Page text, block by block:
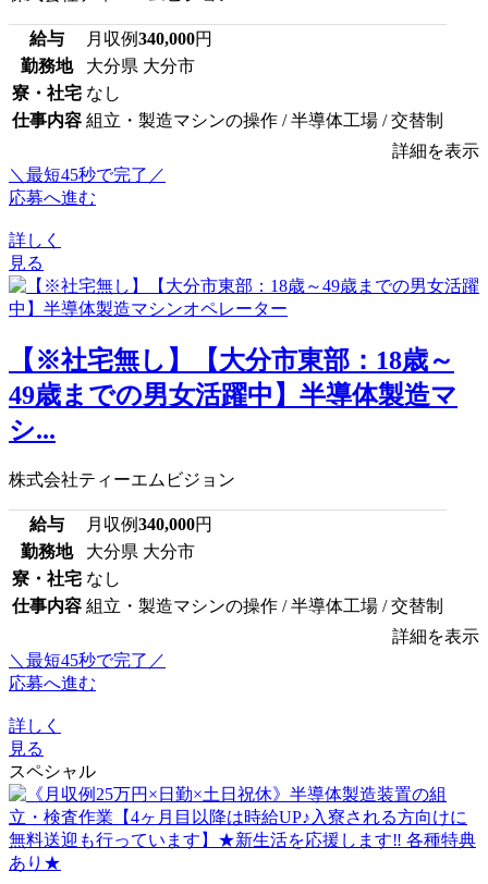
給与 月収例340,000円
勤務地
大分県 大分市
寮・社宅 なし
仕事内容 組立・製造マシンの操作 / 半導体工場 / 交替制
詳細を表示
＼最短45秒で完了／
応募へ進む
詳しく
見る
【※社宅無し】【大分市東部：18歳～
49歳までの男女活躍中】半導体製造マ
シ...
株式会社ティーエムビジョン
給与 月収例340,000円
勤務地
大分県 大分市
寮・社宅 なし
仕事内容 組立・製造マシンの操作 / 半導体工場 / 交替制
詳細を表示
＼最短45秒で完了／
応募へ進む
詳しく
見る
スペシャル